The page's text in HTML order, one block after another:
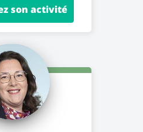
son activité